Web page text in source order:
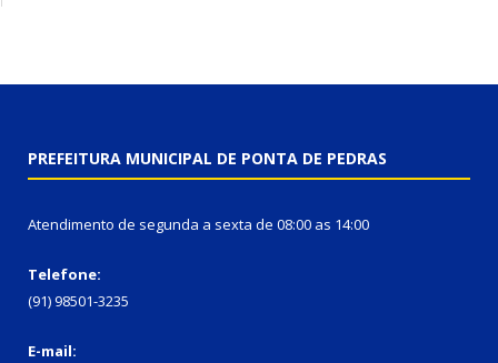
PREFEITURA MUNICIPAL DE PONTA DE PEDRAS
Atendimento de segunda a sexta de 08:00 as 14:00
Telefone:
(91) 98501-3235
E-mail: